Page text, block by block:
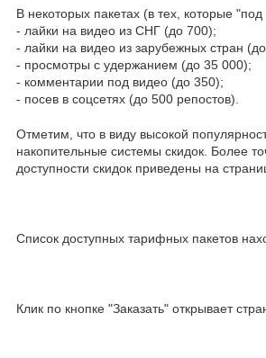
В некоторых пакетах (в тех, которые
- лайки на видео из СНГ (до 700);
- лайки на видео из зарубежных стран
- просмотры с удержанием (до 35 000);
- комментарии под видео (до 350);
- посев в соцсетях (до 500 репостов).
Отметим, что в виду высокой
накопительные системы скидок. Более
доступности скидок приведены на
Список доступных тарифных пакетов
Клик по кнопке "Заказать" открывает